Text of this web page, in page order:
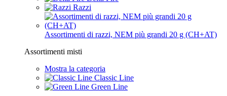
Razzi
Assortimenti di razzi, NEM più grandi 20 g (CH+AT)
Assortimenti misti
Mostra la categoria
Classic Line
Green Line